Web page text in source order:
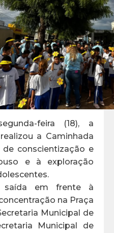
feira (18), a
a Caminhada
conscientização e
e à exploração
saída em frente à
na Praça
Municipal de
Municipal de